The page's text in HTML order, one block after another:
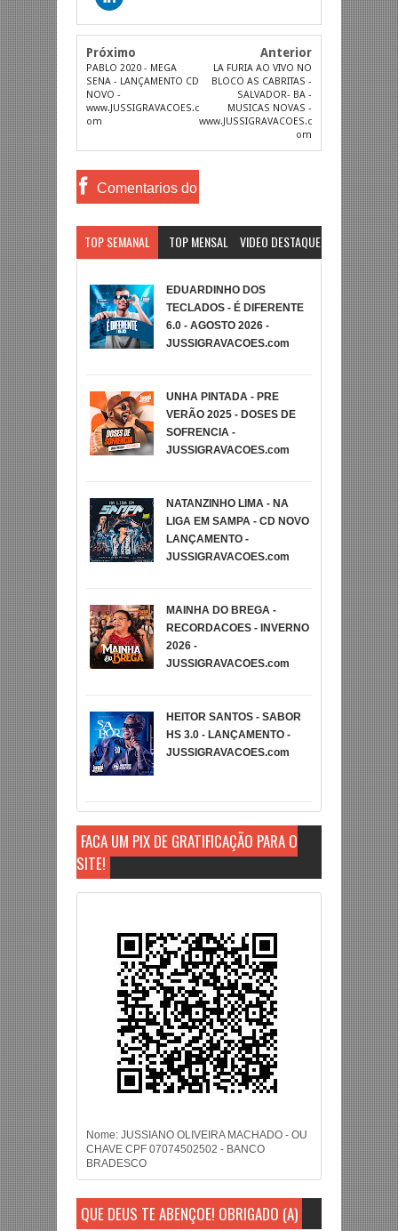
Próximo
PABLO 2020 - MEGA
SENA - LANÇAMENTO CD
NOVO -
www.JUSSIGRAVACOES.c
om
Anterior
LA FURIA AO VIVO NO
BLOCO AS CABRITAS -
SALVADOR- BA -
MUSICAS NOVAS -
www.JUSSIGRAVACOES.c
om
Comentarios do
TOP SEMANAL TOP MENSAL VIDEO DESTAQUE
EDUARDINHO DOS
TECLADOS - É DIFERENTE
6.0 - AGOSTO 2026 -
JUSSIGRAVACOES.com
UNHA PINTADA - PRE
VERÃO 2025 - DOSES DE
SOFRENCIA -
JUSSIGRAVACOES.com
NATANZINHO LIMA - NA
LIGA EM SAMPA - CD NOVO
LANÇAMENTO -
JUSSIGRAVACOES.com
MAINHA DO BREGA -
RECORDACOES - INVERNO
2026 -
JUSSIGRAVACOES.com
HEITOR SANTOS - SABOR
HS 3.0 - LANÇAMENTO -
JUSSIGRAVACOES.com
FAÇA UM PIX DE GRATIFICAÇÃO PARA O
SITE!
Nome: JUSSIANO OLIVEIRA MACHADO - OU
CHAVE CPF 07074502502 - BANCO
BRADESCO
QUE DEUS TE ABENÇOE! OBRIGADO (A)